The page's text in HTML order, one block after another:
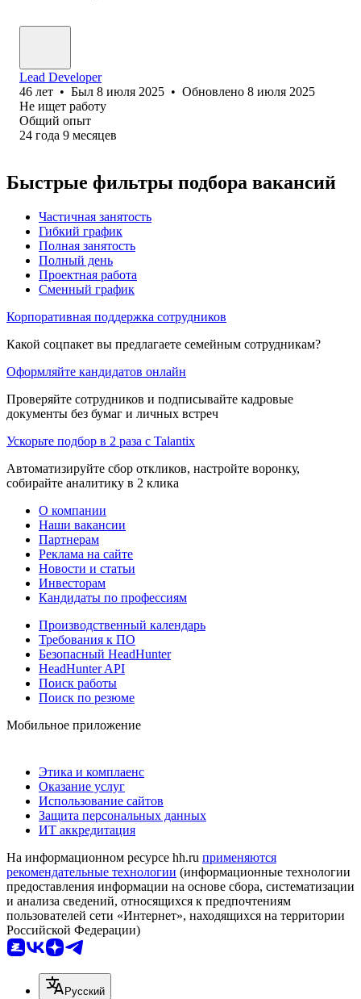
Lead Developer
46 лет • Был 8 июля 2025 • Обновлено 8 июля 2025
Не ищет работу
Общий опыт
24 года 9 месяцев
Быстрые фильтры подбора вакансий
Частичная занятость
Гибкий график
Полная занятость
Полный день
Проектная работа
Сменный график
Корпоративная поддержка сотрудников
Какой соцпакет вы предлагаете семейным сотрудникам?
Оформляйте кандидатов онлайн
Проверяйте сотрудников и подписывайте кадровые
документы без бумаг и личных встреч
Ускорьте подбор в 2 раза с Talantix
Автоматизируйте сбор откликов, настройте воронку,
собирайте аналитику в 2 клика
О компании
Наши вакансии
Партнерам
Реклама на сайте
Новости и статьи
Инвесторам
Кандидаты по профессиям
Производственный календарь
Требования к ПО
Безопасный HeadHunter
HeadHunter API
Поиск работы
Поиск по резюме
Мобильное приложение
Этика и комплаенс
Оказание услуг
Использование сайтов
Защита персональных данных
ИТ аккредитация
На информационном ресурсе hh.ru применяются
рекомендательные технологии (информационные технологии
предоставления информации на основе сбора, систематизации
и анализа сведений, относящихся к предпочтениям
пользователей сети «Интернет», находящихся на территории
Российской Федерации)
Русский